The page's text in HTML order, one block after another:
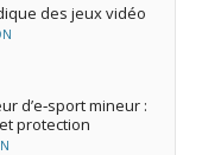
des jeux vidéo
d’e‑sport mineur :
protection